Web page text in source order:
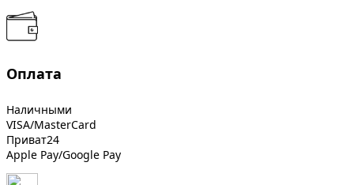
Оплата
Наличными
VISA/MasterCard
Приват24
Apple Pay/Google Pay